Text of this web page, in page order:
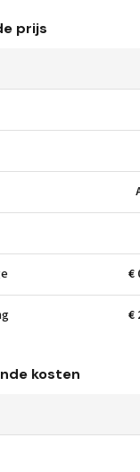
prijs
€
€
kosten